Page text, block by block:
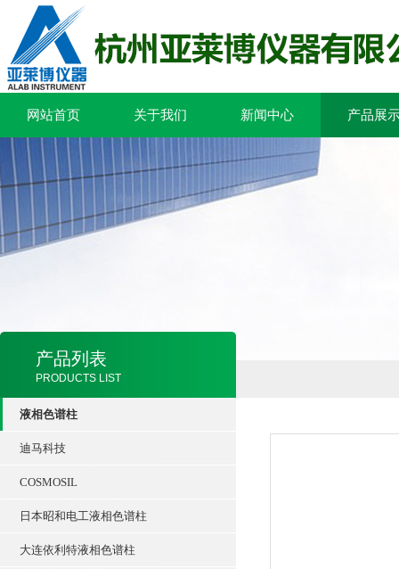
网站首页 关于我们 新闻中心 产品展
产品列表
PRODUCTS LIST
液相色谱柱
迪马科技
COSMOSIL
日本昭和电工液相色谱柱
大连依利特液相色谱柱